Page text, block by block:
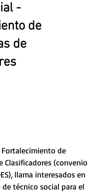
-
de
de
Fortalecimiento de
Clasificadores (convenio
llama interesados en
técnico social para el